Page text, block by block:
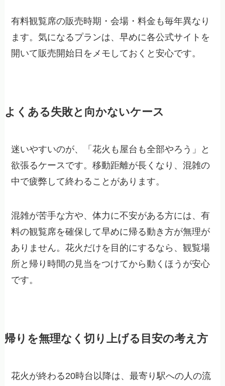
有料観覧席の販売時期・会場・料金も毎年異なり
ます。気になるプランは、早めに各公式サイトを
開いて販売開始日をメモしておくと安心です。
よくある失敗と向かないケース
迷いやすいのが、「花火も屋台も全部やろう」と
欲張るケースです。移動距離が長くなり、混雑の
中で疲弊して終わることがあります。
混雑が苦手な方や、体力に不安がある方には、有
料の観覧席を確保して早めに帰る動き方が無理が
ありません。花火だけを目的にするなら、観覧場
所と帰り時間の見当をつけてから動くほうが安心
です。
帰りを無理なく切り上げる目安の考え方
花火が終わる20時台以降は、最寄り駅への人の流